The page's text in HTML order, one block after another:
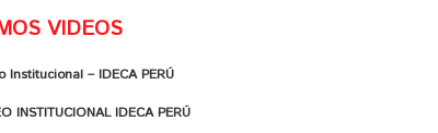
VIDEOS
Institucional – IDECA PERÚ
INSTITUCIONAL IDECA PERÚ